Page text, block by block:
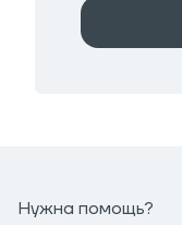
Нужна помощь?